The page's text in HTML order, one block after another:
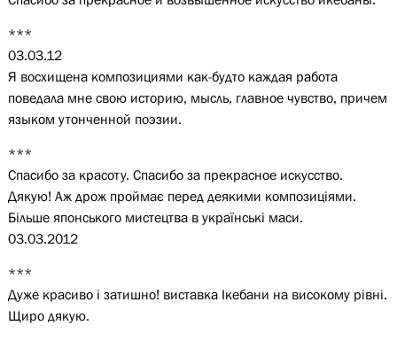
***
03.03.12
Я восхищена композициями как-будто каждая работа
поведала мне свою историю, мысль, главное чувство, причем
языком утонченной поэзии.
***
Спасибо за красоту. Спасибо за прекрасное искусство.
Дякую! Аж дрож проймає перед деякими композиціями.
Більше японського мистецтва в українські маси.
03.03.2012
***
Дуже красиво і затишно! виставка Ікебани на високому рівні.
Щиро дякую.